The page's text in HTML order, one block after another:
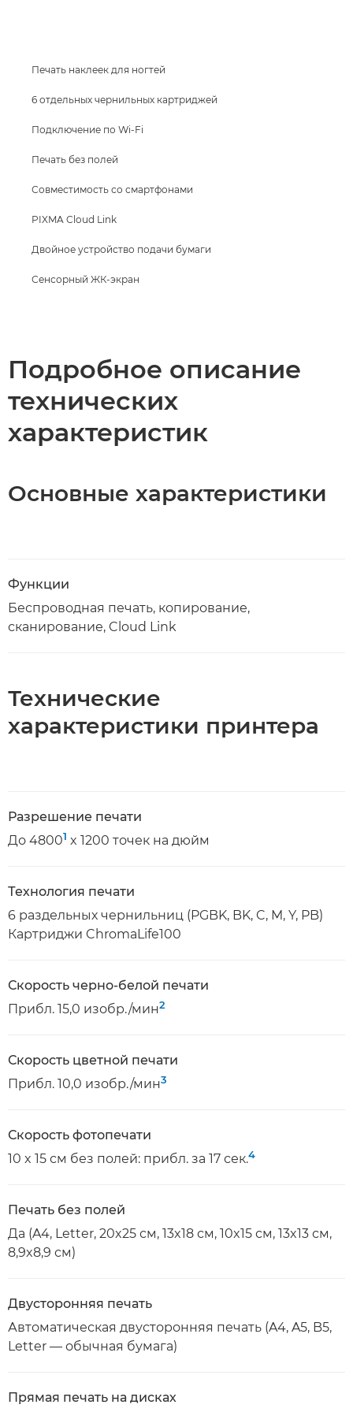
Печать наклеек для ногтей
6 отдельных чернильных картриджей
Подключение по Wi-Fi
Печать без полей
Совместимость со смартфонами
PIXMA Cloud Link
Двойное устройство подачи бумаги
Сенсорный ЖК-экран
Подробное описание
технических
характеристик
Основные характеристики
Функции
Беспроводная печать, копирование,
сканирование, Cloud Link
Технические
характеристики принтера
Разрешение печати
До 48001 x 1200 точек на дюйм
Технология печати
6 раздельных чернильниц (PGBK, BK, C, M, Y, PB)
Картриджи ChromaLife100
Скорость черно-белой печати
Прибл. 15,0 изобр./мин2
Скорость цветной печати
Прибл. 10,0 изобр./мин3
Скорость фотопечати
10 x 15 см без полей: прибл. за 17 сек.4
Печать без полей
Да (A4, Letter, 20x25 см, 13x18 см, 10x15 см, 13x13 см,
8,9x8,9 см)
Двусторонняя печать
Автоматическая двусторонняя печать (A4, A5, B5,
Letter — обычная бумага)
Прямая печать на дисках